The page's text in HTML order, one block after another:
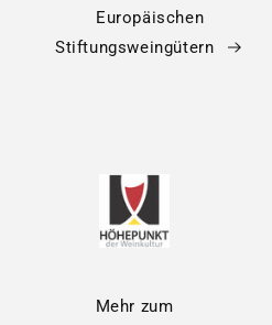
Europäischen
Stiftungsweingütern
Mehr zum